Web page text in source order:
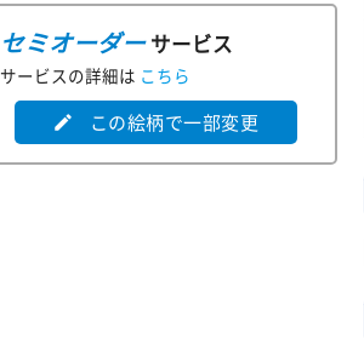
セミオーダーサービス
サービスの詳細は こちら
edit この絵柄で一部変更